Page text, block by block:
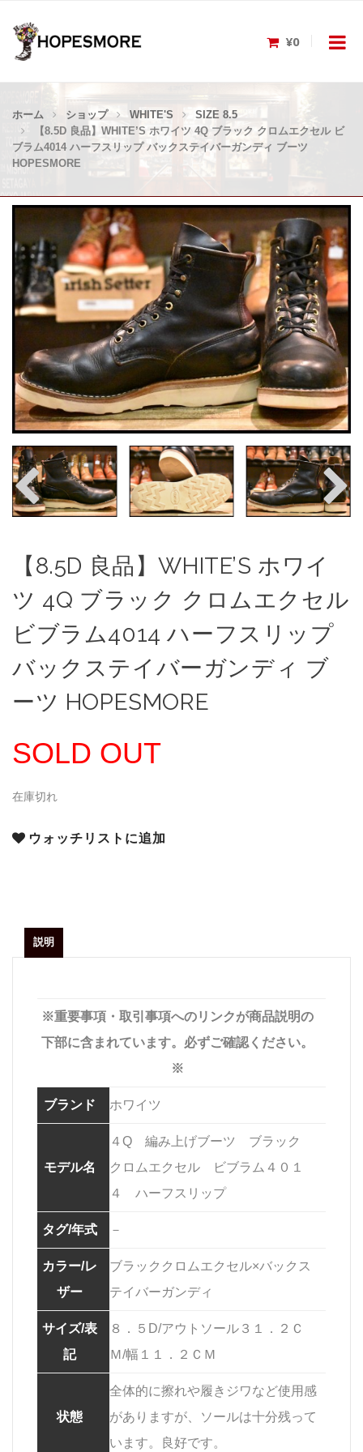
¥0
ホーム ショップ WHITE'S
SIZE 8.5
【8.5D 良品】WHITE’S ホワイツ 4Q ブラック クロムエクセル ビ
ブラム4014 ハーフスリップ バックステイバーガンディ ブーツ
HOPESMORE
【8.5D 良品】WHITE’S ホワイ
ツ 4Q ブラック クロムエクセル
ビブラム4014 ハーフスリップ
バックステイバーガンディ ブ
ーツ HOPESMORE
SOLD OUT
在庫切れ
ウォッチリストに追加
説明
※重要事項・取引事項へのリンクが商品説明の
下部に含まれています。必ずご確認ください。
※
ブランド ホワイツ
モデル名
４Q 編み上げブーツ ブラック
クロムエクセル ビブラム４０１
４ ハーフスリップ
タグ/年式 －
カラー/レ
ザー
ブラッククロムエクセル×バックス
テイバーガンディ
サイズ/表
記
８．５D/アウトソール３１．２Ｃ
Ｍ/幅１１．２ＣＭ
状態
全体的に擦れや履きジワなど使用感
がありますが、ソールは十分残って
います。良好です。